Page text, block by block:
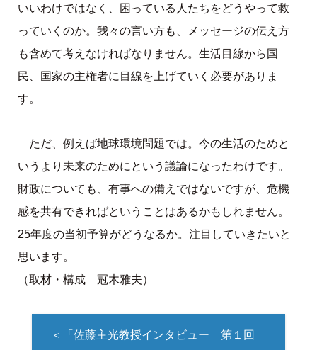
いいわけではなく、困っている人たちをどうやって救
っていくのか。我々の言い方も、メッセージの伝え方
も含めて考えなければなりません。生活目線から国
民、国家の主権者に目線を上げていく必要がありま
す。
ただ、例えば地球環境問題では。今の生活のためと
いうより未来のためにという議論になったわけです。
財政についても、有事への備えではないですが、危機
感を共有できればということはあるかもしれません。
25年度の当初予算がどうなるか。注目していきたいと
思います。
（取材・構成 冠木雅夫）
＜「佐藤主光教授インタビュー 第１回